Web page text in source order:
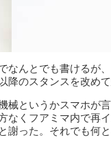
んとでも書けるが
のスタンスを改めて
というかスマホが言
くフアミマ内で再
った。それでも何